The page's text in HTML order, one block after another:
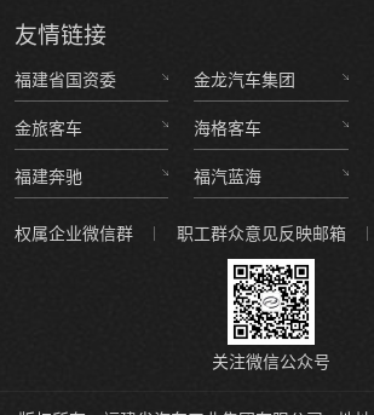
友情链接
福建省国资委 金龙汽车集团
金旅客车 海格客车
福建奔驰 福汽蓝海
权属企业微信群 职工群众意见反映邮箱
关注微信公众号